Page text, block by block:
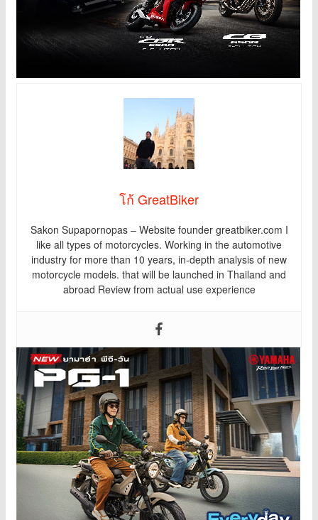
โก้ GreatBiker
Sakon Supapornopas – Website founder greatbiker.com I
like all types of motorcycles. Working in the automotive
industry for more than 10 years, in-depth analysis of new
motorcycle models. that will be launched in Thailand and
abroad Review from actual use experience